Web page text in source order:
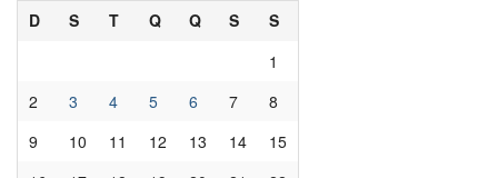
D S T Q Q S
S
1
2
3 4 5 6 7
8
9
10 11 12 13 14
15